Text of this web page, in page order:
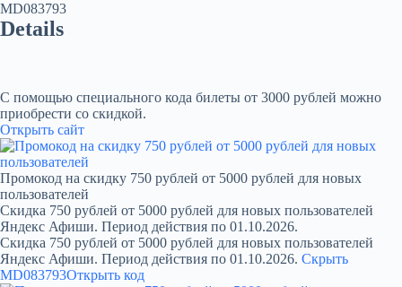
MD083793
Details
С помощью специального кода билеты от 3000 рублей можно
приобрести со скидкой.
Открыть сайт
Промокод на скидку 750 рублей от 5000 рублей для новых
пользователей
Скидка 750 рублей от 5000 рублей для новых пользователей
Яндекс Афиши. Период действия по 01.10.2026.
Скидка 750 рублей от 5000 рублей для новых пользователей
Яндекс Афиши. Период действия по 01.10.2026. Скрыть
MD083793Открыть код